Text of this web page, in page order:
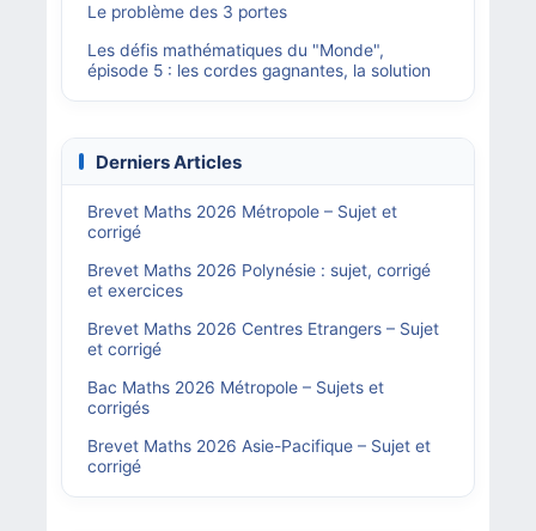
Le problème des 3 portes
Les défis mathématiques du "Monde",
épisode 5 : les cordes gagnantes, la solution
Derniers Articles
Brevet Maths 2026 Métropole – Sujet et
corrigé
Brevet Maths 2026 Polynésie : sujet, corrigé
et exercices
Brevet Maths 2026 Centres Etrangers – Sujet
et corrigé
Bac Maths 2026 Métropole – Sujets et
corrigés
Brevet Maths 2026 Asie-Pacifique – Sujet et
corrigé